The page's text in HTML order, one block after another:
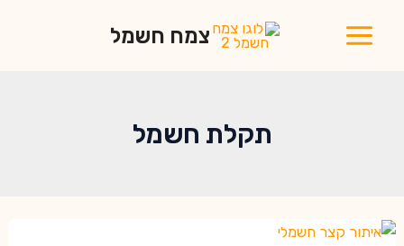
צמח חשמל
תקלת חשמל